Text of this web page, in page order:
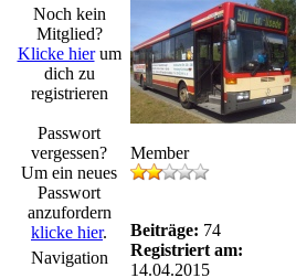
Noch kein
Mitglied?
Klicke hierum
dich zu
registrieren
Passwort
vergessen?
Um ein neues
Passwort
anzufordern
klicke hier.
Navigation
Member
Beiträge: 74
Registriert am:
14.04.2015